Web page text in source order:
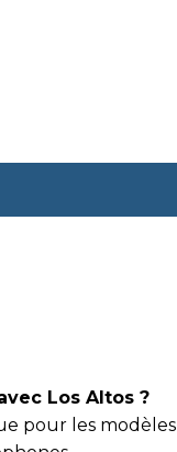
Los Altos ?
pour les modèles